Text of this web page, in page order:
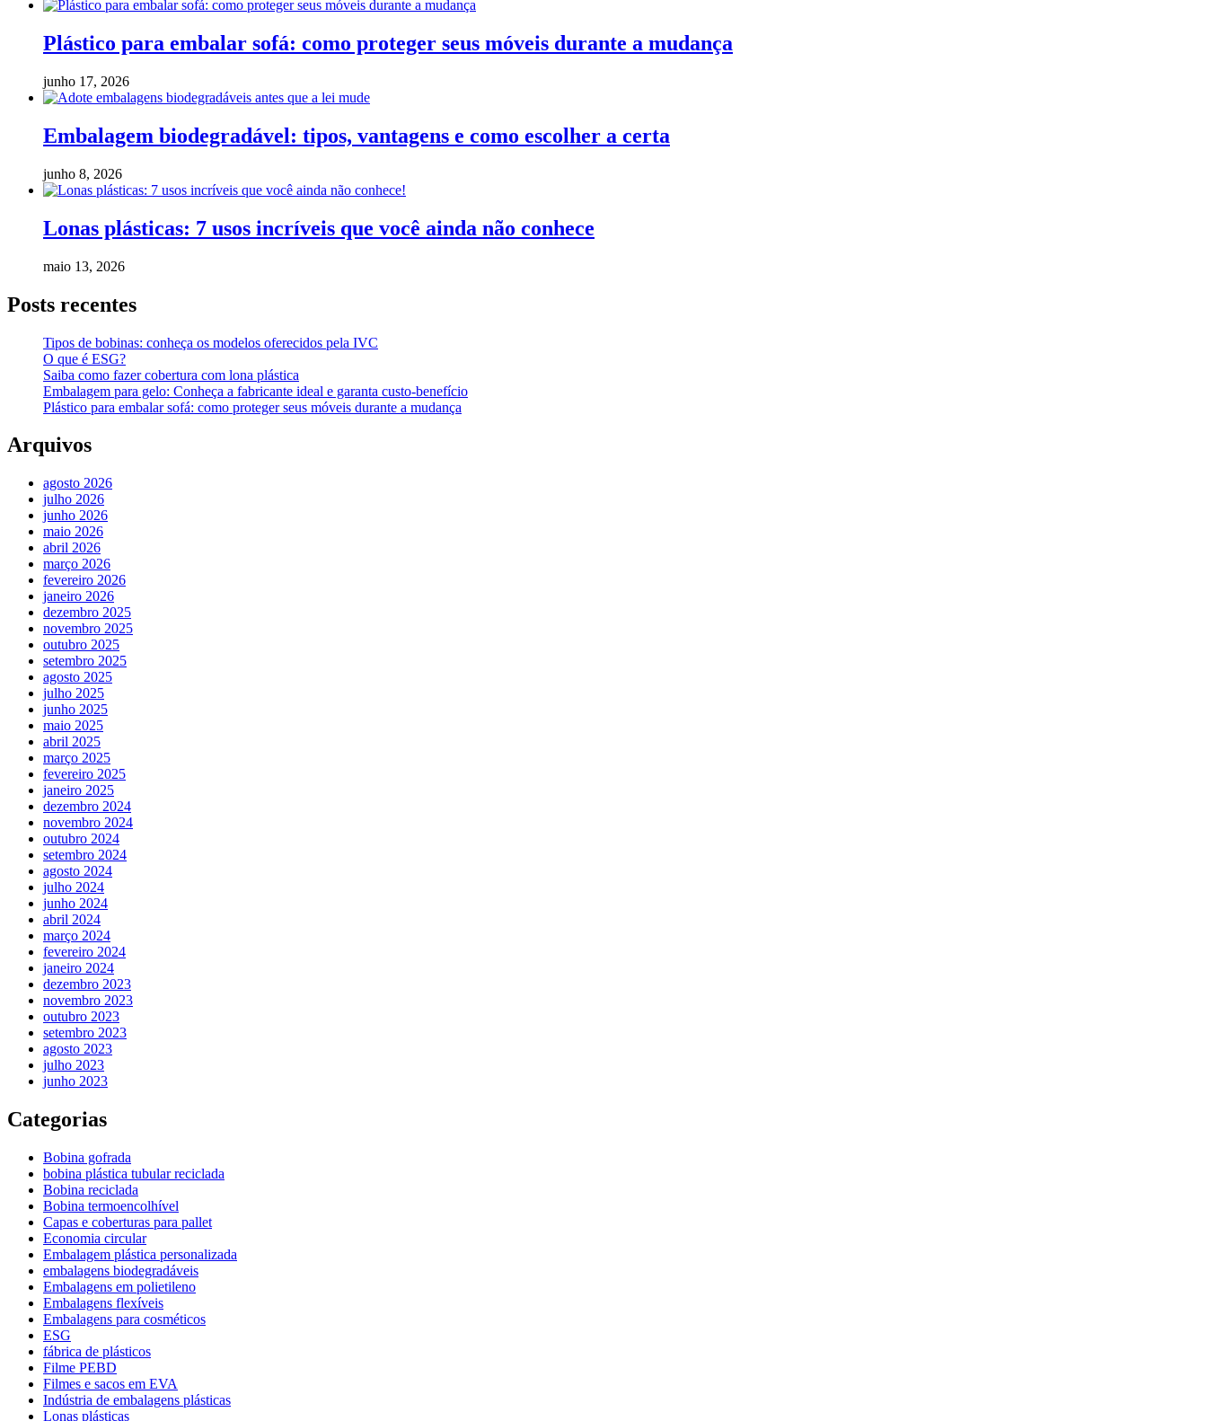
Plástico para embalar sofá: como proteger seus móveis durante a mudança
junho 17, 2026
Embalagem biodegradável: tipos, vantagens e como escolher a certa
junho 8, 2026
Lonas plásticas: 7 usos incríveis que você ainda não conhece
maio 13, 2026
Posts recentes
Tipos de bobinas: conheça os modelos oferecidos pela IVC
O que é ESG?
Saiba como fazer cobertura com lona plástica
Embalagem para gelo: Conheça a fabricante ideal e garanta custo-benefício
Plástico para embalar sofá: como proteger seus móveis durante a mudança
Arquivos
agosto 2026
julho 2026
junho 2026
maio 2026
abril 2026
março 2026
fevereiro 2026
janeiro 2026
dezembro 2025
novembro 2025
outubro 2025
setembro 2025
agosto 2025
julho 2025
junho 2025
maio 2025
abril 2025
março 2025
fevereiro 2025
janeiro 2025
dezembro 2024
novembro 2024
outubro 2024
setembro 2024
agosto 2024
julho 2024
junho 2024
abril 2024
março 2024
fevereiro 2024
janeiro 2024
dezembro 2023
novembro 2023
outubro 2023
setembro 2023
agosto 2023
julho 2023
junho 2023
Categorias
Bobina gofrada
bobina plástica tubular reciclada
Bobina reciclada
Bobina termoencolhível
Capas e coberturas para pallet
Economia circular
Embalagem plástica personalizada
embalagens biodegradáveis
Embalagens em polietileno
Embalagens flexíveis
Embalagens para cosméticos
ESG
fábrica de plásticos
Filme PEBD
Filmes e sacos em EVA
Indústria de embalagens plásticas
Lonas plásticas